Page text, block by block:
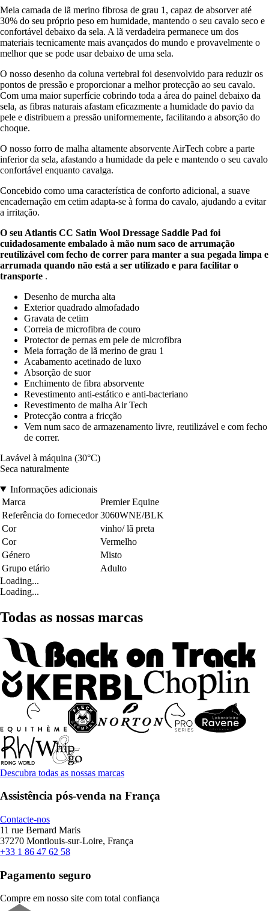
Meia camada de lã merino fibrosa de grau 1, capaz de absorver até
30% do seu próprio peso em humidade, mantendo o seu cavalo seco e
confortável debaixo da sela. A lã verdadeira permanece um dos
materiais tecnicamente mais avançados do mundo e provavelmente o
melhor que se pode usar debaixo de uma sela.
O nosso desenho da coluna vertebral foi desenvolvido para reduzir os
pontos de pressão e proporcionar a melhor protecção ao seu cavalo.
Com uma maior superfície cobrindo toda a área do painel debaixo da
sela, as fibras naturais afastam eficazmente a humidade do pavio da
pele e distribuem a pressão uniformemente, facilitando a absorção do
choque.
O nosso forro de malha altamente absorvente AirTech cobre a parte
inferior da sela, afastando a humidade da pele e mantendo o seu cavalo
confortável enquanto cavalga.
Concebido como uma característica de conforto adicional, a suave
encadernação em cetim adapta-se à forma do cavalo, ajudando a evitar
a irritação.
O seu Atlantis CC Satin Wool Dressage Saddle Pad foi
cuidadosamente embalado à mão num saco de arrumação
reutilizável com fecho de correr para manter a sua pegada limpa e
arrumada quando não está a ser utilizado e para facilitar o
transporte .
Desenho de murcha alta
Exterior quadrado almofadado
Gravata de cetim
Correia de microfibra de couro
Protector de pernas em pele de microfibra
Meia forração de lã merino de grau 1
Acabamento acetinado de luxo
Absorção de suor
Enchimento de fibra absorvente
Revestimento anti-estático e anti-bacteriano
Revestimento de malha Air Tech
Protecção contra a fricção
Vem num saco de armazenamento livre, reutilizável e com fecho
de correr.
Lavável à máquina (30°C)
Seca naturalmente
Informações adicionais
Marca
Premier Equine
Referência do fornecedor 3060WNE/BLK
Cor
vinho/ lã preta
Cor
Vermelho
Género
Misto
Grupo etário
Adulto
Loading...
Loading...
Todas as nossas marcas
Descubra todas as nossas marcas
Assistência pós-venda na França
Contacte-nos
11 rue Bernard Maris
37270 Montlouis-sur-Loire, França
+33 1 86 47 62 58
Pagamento seguro
Compre em nosso site com total confiança